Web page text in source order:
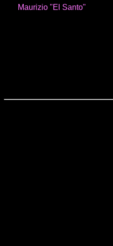
Maurizio "El Santo"